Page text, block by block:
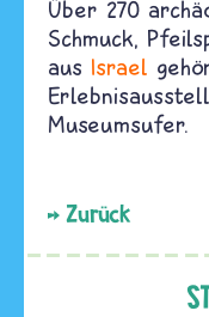
Über 270
Schmuck,
aus Israel
Museumsufer.
Zurück